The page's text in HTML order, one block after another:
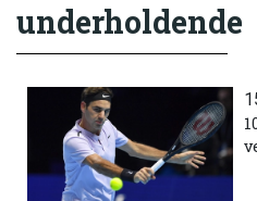
underholdende